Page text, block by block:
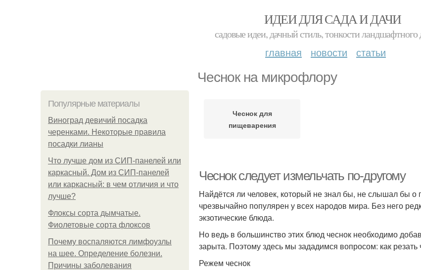
ИДЕИ ДЛЯ САДА И ДАЧИ
садовые идеи, дачный стиль, тонкости ландшафтного
главная новости статьи
Чеснок на микрофлору
Популярные материалы
Виноград девичий посадка
черенками. Некоторые правила
посадки лианы
Что лучше дом из СИП-панелей или
каркасный. Дом из СИП-панелей
или каркасный: в чем отличия и что
лучше?
Флоксы сорта дымчатые.
Фиолетовые сорта флоксов
Почему воспаляются лимфоузлы
на шее. Определение болезни.
Причины заболевания
Чеснок для
пищеварения
Чеснок следует измельчать по-другому
Найдётся ли человек, который не знал бы, не слышал бы о
чрезвычайно популярен у всех народов мира. Без него
экзотические блюда.
Но ведь в большинство этих блюд чеснок необходимо
зарыта. Поэтому здесь мы зададимся вопросом: как резать
Режем чеснок